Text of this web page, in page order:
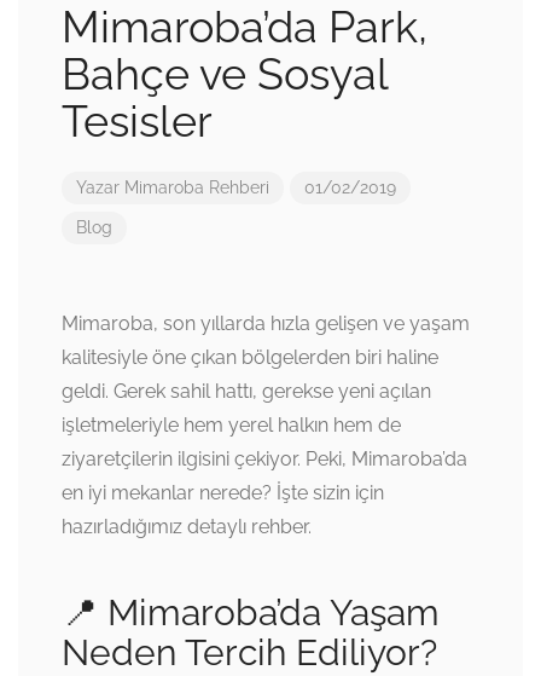
Mimaroba’da Park,
Bahçe ve Sosyal
Tesisler
Yazar Mimaroba Rehberi 01/02/2019
Blog
Mimaroba, son yıllarda hızla gelişen ve yaşam
kalitesiyle öne çıkan bölgelerden biri haline
geldi. Gerek sahil hattı, gerekse yeni açılan
işletmeleriyle hem yerel halkın hem de
ziyaretçilerin ilgisini çekiyor. Peki, Mimaroba’da
en iyi mekanlar nerede? İşte sizin için
hazırladığımız detaylı rehber.
📍 Mimaroba’da Yaşam
Neden Tercih Ediliyor?